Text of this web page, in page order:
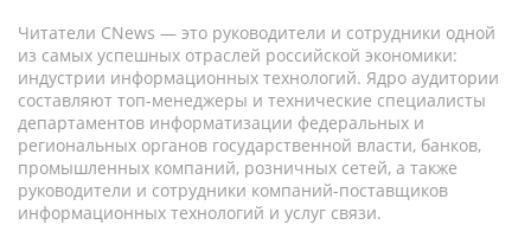
Читатели CNews — это руководители и сотрудники одной
из самых успешных отраслей российской экономики:
индустрии информационных технологий. Ядро аудитории
составляют топ-менеджеры и технические специалисты
департаментов информатизации федеральных и
региональных органов государственной власти, банков,
промышленных компаний, розничных сетей, а также
руководители и сотрудники компаний-поставщиков
информационных технологий и услуг связи.